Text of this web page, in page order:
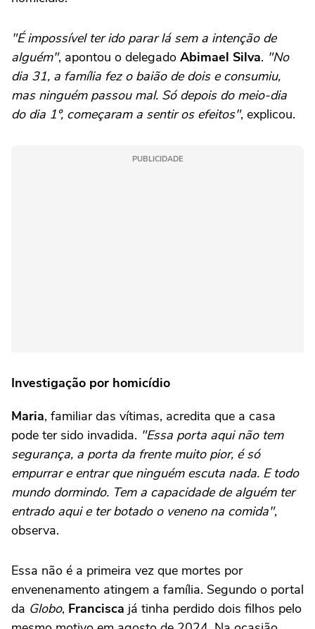
"É impossível ter ido parar lá sem a intenção de
alguém", apontou o delegado Abimael Silva. "No
dia 31, a família fez o baião de dois e consumiu,
mas ninguém passou mal. Só depois do meio-dia
do dia 1º, começaram a sentir os efeitos", explicou.
PUBLICIDADE
Investigação por homicídio
Maria, familiar das vítimas, acredita que a casa
pode ter sido invadida. "Essa porta aqui não tem
segurança, a porta da frente muito pior, é só
empurrar e entrar que ninguém escuta nada. E todo
mundo dormindo. Tem a capacidade de alguém ter
entrado aqui e ter botado o veneno na comida",
observa.
Essa não é a primeira vez que mortes por
envenenamento atingem a família. Segundo o portal
da Globo, Francisca já tinha perdido dois filhos pelo